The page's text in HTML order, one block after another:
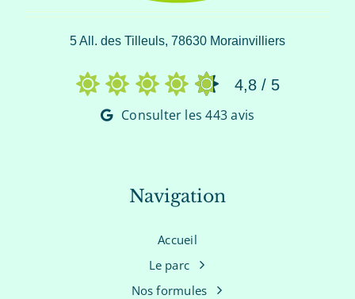
5 All. des Tilleuls, 78630 Morainvilliers
4,8/ 5
Consulter les 443 avis
Navigation
Accueil
Le parc
Nos formules